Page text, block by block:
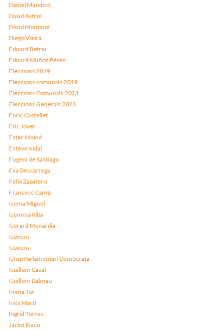
Daniel Mandicó
David Astrié
David Montané
Diego Vieira
Eduard Betriu
Eduard Muñoz Pérez
Eleccions 2019
Eleccions comunals 2019
Eleccions Comunals 2023
Eleccions Generals 2023
Enric Castellet
Eric Jover
Ester Molné
Esteve Vidal
Eugeni de Santiago
Eva Descarrega
Fèlix Zapatero
Francesc Camp
Gema Miguel
Gemma Riba
Gerard Menardia
Govern
Govern
Grup Parlamentari Demòcrata
Guillem Casal
Guillem Dalmau
Imma Tor
Inés Martí
Íngrid Torres
Jacint Risco